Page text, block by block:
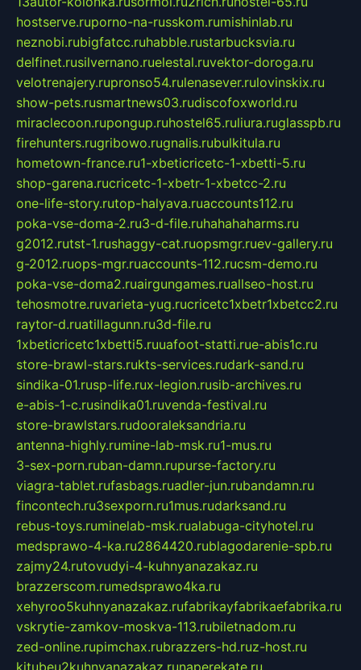
hostserve.ruporno-na-russkom.rumishinlab.ru
neznobi.rubigfatcc.ruhabble.rustarbucksvia.ru
delfinet.rusilvernano.ruelestal.ruvektor-doroga.ru
velotrenajery.rupronso54.rulenasever.rulovinskix.ru
show-pets.rusmartnews03.rudiscofoxworld.ru
miraclecoon.rupongup.ruhostel65.ruliura.ruglasspb.ru
firehunters.rugribowo.rugnalis.rubulkitula.ru
hometown-france.ru1-xbeticricetc-1-xbetti-5.ru
shop-garena.rucricetc-1-xbetr-1-xbetcc-2.ru
one-life-story.rutop-halyava.ruaccounts112.ru
poka-vse-doma-2.ru3-d-file.ruhahahaharms.ru
g2012.rutst-1.rushaggy-cat.ruopsmgr.ruev-gallery.ru
g-2012.ruops-mgr.ruaccounts-112.rucsm-demo.ru
poka-vse-doma2.ruairgungames.ruallseo-host.ru
tehosmotre.ruvarieta-yug.rucricetc1xbetr1xbetcc2.ru
raytor-d.ruatillagunn.ru3d-file.ru
1xbeticricetc1xbetti5.ruuafoot-statti.rue-abis1c.ru
store-brawl-stars.rukts-services.rudark-sand.ru
sindika-01.rusp-life.rux-legion.rusib-archives.ru
e-abis-1-c.rusindika01.ruvenda-festival.ru
store-brawlstars.rudooraleksandria.ru
antenna-highly.rumine-lab-msk.ru1-mus.ru
3-sex-porn.ruban-damn.rupurse-factory.ru
viagra-tablet.rufasbags.ruadler-jun.rubandamn.ru
fincontech.ru3sexporn.ru1mus.rudarksand.ru
rebus-toys.ruminelab-msk.rualabuga-cityhotel.ru
medsprawo-4-ka.ru2864420.rublagodarenie-spb.ru
zajmy24.rutovudyi-4-kuhnyanazakaz.ru
brazzerscom.rumedsprawo4ka.ru
xehyroo5kuhnyanazakaz.rufabrikayfabrikaefabrika.ru
vskrytie-zamkov-moskva-113.rubiletnadom.ru
zed-online.rupimchax.rubrazzers-hd.ruz-host.ru